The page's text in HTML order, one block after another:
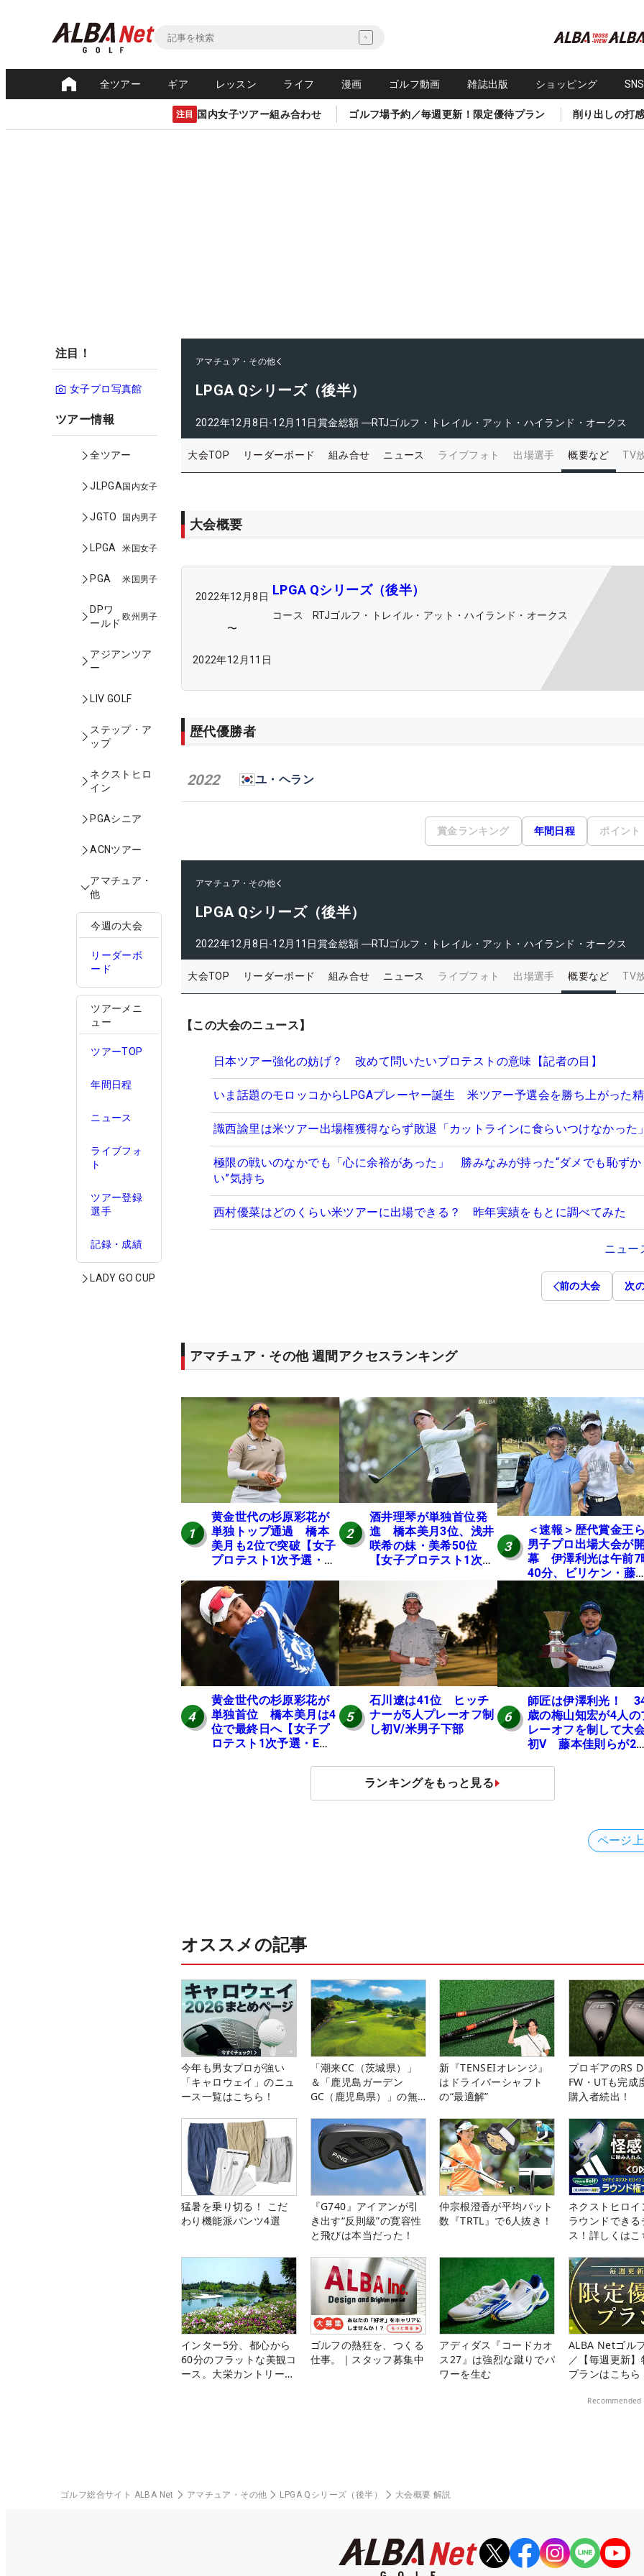
全ツアー ギア レッスン ライフ 漫画 ゴルフ動画 雑誌出版 ショッピング
注目 国内女子ツアー組み合わせ ゴルフ場予約／毎週更新！限定優待プラン 削り出しの打
注目！
女子プロ写真館
ツアー情報
全ツアー
JLPGA国内女子
JGTO 国内男子
LPGA 米国女子
PGA 米国男子
DPワ
ールド
欧州男子
アジアンツア
ー
LIV GOLF
ステップ・ア
ップ
ネクストヒロ
イン
PGAシニア
ACNツアー
アマチュア・
他
今週の大会
リーダーボ
ード
ツアーメニ
ュー
ツアーTOP
年間日程
ニュース
ライブフォ
ト
ツアー登録
選手
記録・成績
LADY GO CUP
アマチュア・その他
LPGA Qシリーズ（後半）
2022年12月8日-12月11日賞金総額 ―RTJゴルフ・トレイル・アット・ハイランド・オークス
大会TOP リーダーボード 組み合せ ニュース ライブフォト 出場選手 概要など TV
大会概要
2022年12月8日
〜
2022年12月11日
LPGA Qシリーズ（後半）
コース RTJゴルフ・トレイル・アット・ハイランド・オークス
歴代優勝者
2022 ユ・ヘラン
賞金ランキング 年間日程 ポイント
アマチュア・その他
LPGA Qシリーズ（後半）
2022年12月8日-12月11日賞金総額 ―RTJゴルフ・トレイル・アット・ハイランド・オークス
大会TOP リーダーボード 組み合せ ニュース ライブフォト 出場選手 概要など TV
【この大会のニュース】
日本ツアー強化の妨げ？ 改めて問いたいプロテストの意味【記者の目】
いま話題のモロッコからLPGAプレーヤー誕生 米ツアー予選会を勝ち上がった
識西諭里は米ツアー出場権獲得ならず敗退「カットラインに食らいつけなかった
極限の戦いのなかでも「心に余裕があった」 勝みなみが持った“ダメでも恥ず
い”気持ち
西村優菜はどのくらい米ツアーに出場できる？ 昨年実績をもとに調べてみた
ニュー
前の大会 次
アマチュア・その他 週間アクセスランキング
1
黄金世代の杉原彩花が
単独トップ通過 橋本
美月も2位で突破【女子
プロテスト1次予選・E
2
酒井理琴が単独首位発
進 橋本美月3位、浅井
咲希の妹・美希50位
【女子プロテスト1次予
3
＜速報＞歴代賞金王
男子プロ出場大会が
幕 伊澤利光は午前7
40分、ビリケン・藤
佳則は午前9時30分
ィオフ【MAIN
JOYX OPEN】
4
黄金世代の杉原彩花が
単独首位 橋本美月は4
位で最終日へ【女子プ
ロテスト1次予選・E地
5
石川遼は41位 ヒッチ
ナーが5人プレーオフ制
し初V/米男子下部
6
師匠は伊澤利光！
歳の梅山知宏が4人の
レーオフを制して大
初V 藤本佳則らが2
ランキングをもっと見る
ページ
オススメの記事
今年も男女プロが強い
「キャロウェイ」のニュ
ース一覧はこちら！
「潮来CC（茨城県）」
＆「鹿児島ガーデン
GC（鹿児島県）」の無
新『TENSEIオレンジ』
はドライバーシャフト
の“最適解”
プロギアのRS
FW・UTも完成
購入者続出！
猛暑を乗り切る！ こだ
わり機能派パンツ4選
『G740』アイアンが引
き出す“反則級”の寛容性
と飛びは本当だった！
仲宗根澄香が平均パット
数『TRTL』で6人抜き！
ネクストヒロ
ラウンドできる
ス！詳しくは
インター5分、都心から
60分のフラットな美観コ
ース。大栄カントリー俱
ゴルフの熱狂を、つくる
仕事。｜スタッフ募集中
アディダス『コードカオ
ス27』は強烈な蹴りでパ
ワーを生む
ALBA Netゴル
／【毎週更新
プランはこちら
Recommended
ゴルフ総合サイト ALBA Net アマチュア・その他 LPGA Qシリーズ（後半） 大会概要 解説